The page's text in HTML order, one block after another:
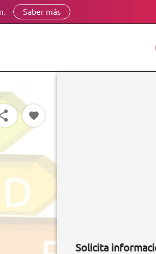
Saber más
Solicita